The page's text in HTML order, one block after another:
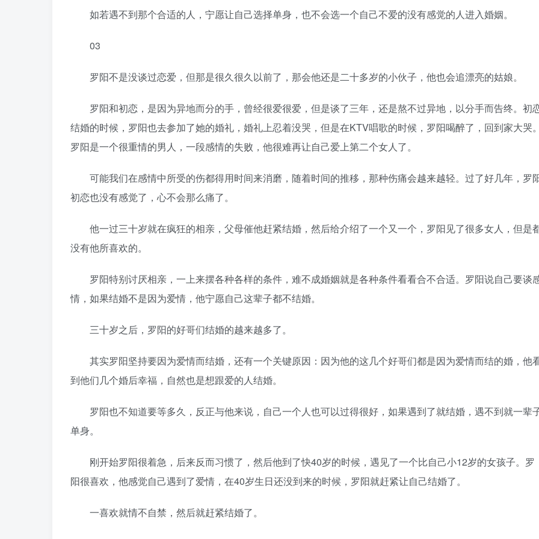
如若遇不到那个合适的人，宁愿让自己选择单身，也不会选一个自己不爱的没有感觉的人进入婚姻。
03
罗阳不是没谈过恋爱，但那是很久很久以前了，那会他还是二十多岁的小伙子，他也会追漂亮的姑娘。
罗阳和初恋，是因为异地而分的手，曾经很爱很爱，但是谈了三年，还是熬不过异地，以分手而告终。初
结婚的时候，罗阳也去参加了她的婚礼，婚礼上忍着没哭，但是在KTV唱歌的时候，罗阳喝醉了，回到家大哭。
罗阳是一个很重情的男人，一段感情的失败，他很难再让自己爱上第二个女人了。
可能我们在感情中所受的伤都得用时间来消磨，随着时间的推移，那种伤痛会越来越轻。过了好几年，罗
初恋也没有感觉了，心不会那么痛了。
他一过三十岁就在疯狂的相亲，父母催他赶紧结婚，然后给介绍了一个又一个，罗阳见了很多女人，但是
没有他所喜欢的。
罗阳特别讨厌相亲，一上来摆各种各样的条件，难不成婚姻就是各种条件看看合不合适。罗阳说自己要谈
情，如果结婚不是因为爱情，他宁愿自己这辈子都不结婚。
三十岁之后，罗阳的好哥们结婚的越来越多了。
其实罗阳坚持要因为爱情而结婚，还有一个关键原因：因为他的这几个好哥们都是因为爱情而结的婚，他
到他们几个婚后幸福，自然也是想跟爱的人结婚。
罗阳也不知道要等多久，反正与他来说，自己一个人也可以过得很好，如果遇到了就结婚，遇不到就一辈
单身。
刚开始罗阳很着急，后来反而习惯了，然后他到了快40岁的时候，遇见了一个比自己小12岁的女孩子。罗
阳很喜欢，他感觉自己遇到了爱情，在40岁生日还没到来的时候，罗阳就赶紧让自己结婚了。
一喜欢就情不自禁，然后就赶紧结婚了。